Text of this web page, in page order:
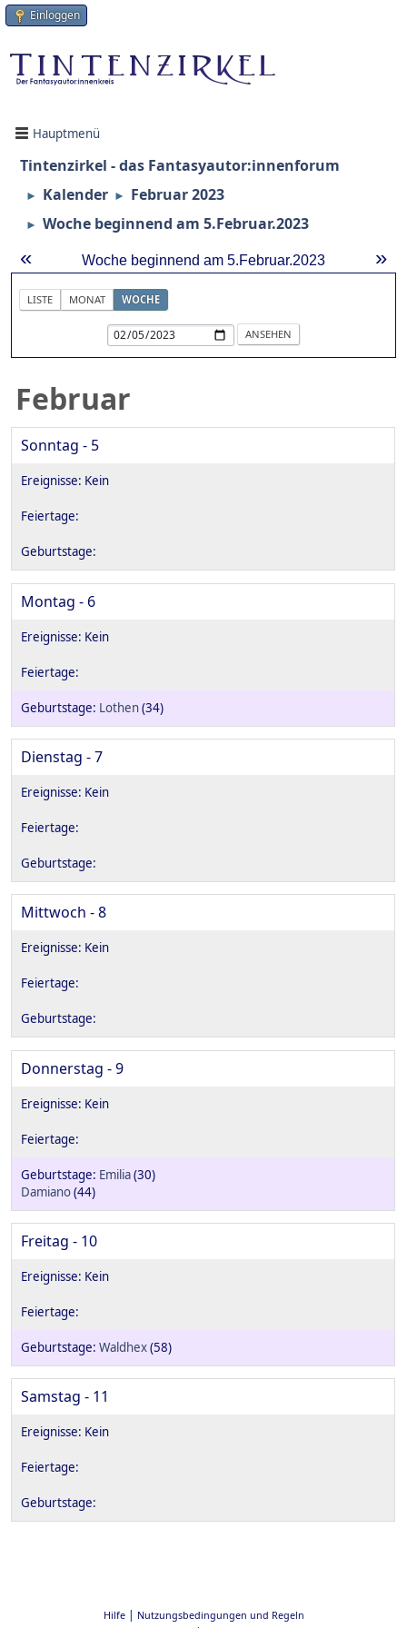
Einloggen
Hauptmenü
Tintenzirkel - das Fantasyautor:innenforum
► Kalender ► Februar 2023
► Woche beginnend am 5.Februar.2023
« »
Woche beginnend am 5.Februar.2023
LISTE MONAT WOCHE
Februar
Sonntag - 5
Montag - 6
Lothen(34)
Dienstag - 7
Mittwoch - 8
Donnerstag - 9
Emilia(30)
Damiano(44)
Freitag - 10
Waldhex(58)
Samstag - 11
Hilfe| Nutzungsbedingungen und Regeln